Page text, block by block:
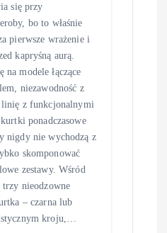
się przy
bo to właśnie
pierwsze wrażenie i
kapryśną aurą.
modele łączące
niezawodność z
linię z funkcjonalnymi
ponadczasowe
nigdy nie wychodzą z
skomponować
zestawy. Wśród
nieodzowne
– czarna lub
kroju,…